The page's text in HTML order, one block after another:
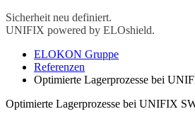
Sicherheit neu definiert.
UNIFIX powered by ELOshield.
ELOKON Gruppe
Referenzen
Optimierte Lagerprozesse bei
Optimierte Lagerprozesse bei UNIFIX